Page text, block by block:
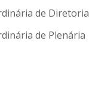
de Diretoria
de Plenária